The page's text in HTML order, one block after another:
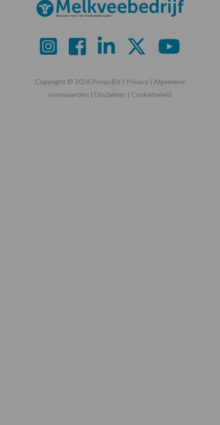
Copyright © 2026 Prosu BV | Privacy | Algemene
voorwaarden | Disclaimer | Cookiebeleid